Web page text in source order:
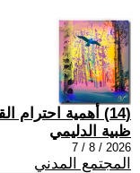
(14) أهمية احترام القانون في الحياة اليومية
ظبية الدليمي
2026 / 8 / 7
المجتمع المدني